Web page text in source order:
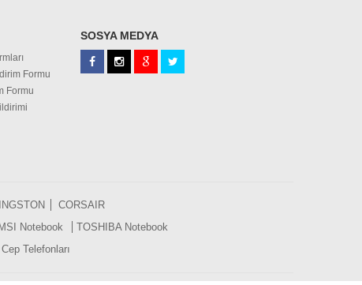
Formu
Formu
SOSYA MEDYA
CORSAIR
MSI Notebook
TOSHIBA Notebook
Telefonları